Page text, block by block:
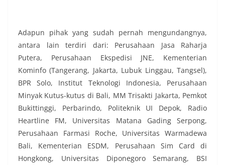
Adapun pihak yang sudah pernah mengundangnya,
antara lain terdiri dari: Perusahaan Jasa Raharja
Putera, Perusahaan Ekspedisi JNE, Kementerian
Kominfo (Tangerang, Jakarta, Lubuk Linggau, Tangsel),
BPR Solo, Institut Teknologi Indonesia, Perusahaan
Minyak Kutus-kutus di Bali, MM Trisakti Jakarta, Pemkot
Bukittinggi, Perbarindo, Politeknik UI Depok, Radio
Heartline FM, Universitas Matana Gading Serpong,
Perusahaan Farmasi Roche, Universitas Warmadewa
Bali, Kementerian ESDM, Perusahaan Sim Card di
Hongkong, Universitas Diponegoro Semarang, BSI